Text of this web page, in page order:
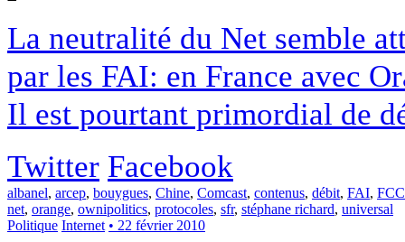
La neutralité du Net semble
par les FAI: en France avec
Il est pourtant primordial de
Twitter Facebook
albanel, arcep, bouygues, Chine, Comcast, contenus, débit, FAI, FCC
net, orange, ownipolitics, protocoles, sfr, stéphane richard, universal
Politique Internet • 22 février 2010